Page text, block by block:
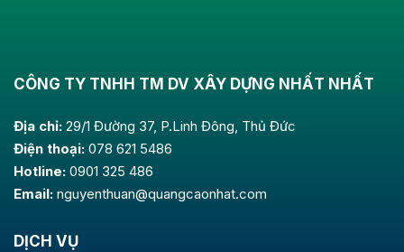
CÔNG TY TNHH TM DV XÂY DỰNG NHẤT NHẤT
Địa chỉ: 29/1 Đường 37, P.Linh Đông, Thủ Đức
Điện thoại: 078 621 5486
Hotline: 0901 325 486
Email: nguyenthuan@quangcaonhat.com
DỊCH VỤ